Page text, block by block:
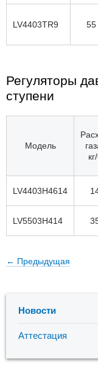
LV4403TR9 55
Регуляторы
ступени
Модель
LV4403H4614
LV5503H414
← Предыдущая
Новости
Аттестация